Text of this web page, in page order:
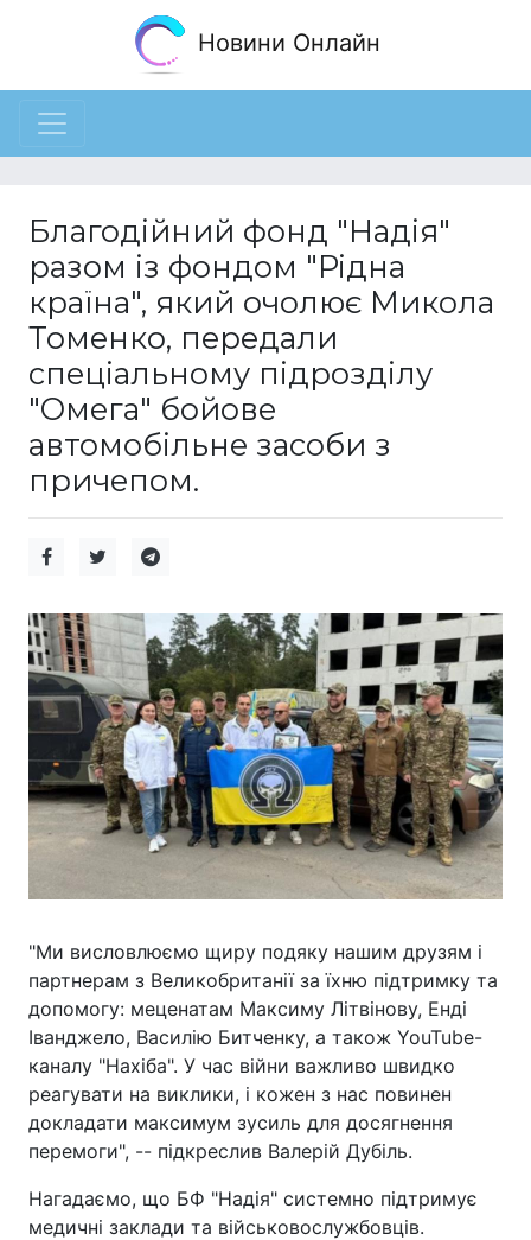
Новини Онлайн
Благодійний фонд "Надія"
разом із фондом "Рідна
країна", який очолює Микола
Томенко, передали
спеціальному підрозділу
"Омега" бойове
автомобільне засоби з
причепом.
"Ми висловлюємо щиру подяку нашим друзям і
партнерам з Великобританії за їхню підтримку та
допомогу: меценатам Максиму Літвінову, Енді
Іванджело, Василію Битченку, а також YouTube-
каналу "Нахіба". У час війни важливо швидко
реагувати на виклики, і кожен з нас повинен
докладати максимум зусиль для досягнення
перемоги", -- підкреслив Валерій Дубіль.
Нагадаємо, що БФ "Надія" системно підтримує
медичні заклади та військовослужбовців.